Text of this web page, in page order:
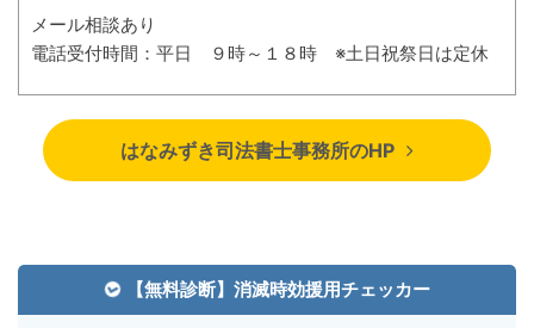
メール相談あり
電話受付時間：平日 ９時～１８時 ※土日祝祭日は定休
はなみずき司法書士事務所のHP
【無料診断】消滅時効援用チェッカー